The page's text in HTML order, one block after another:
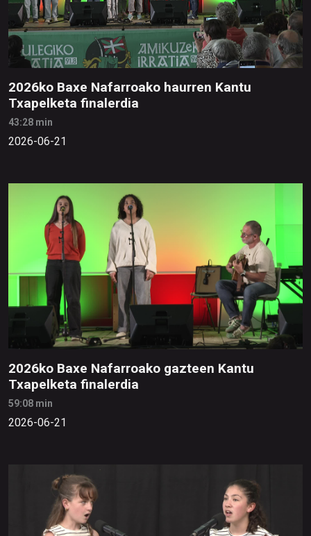
2026ko Baxe Nafarroako haurren Kantu
Txapelketa finalerdia
43:28 min
2026-06-21
2026ko Baxe Nafarroako gazteen Kantu
Txapelketa finalerdia
59:08 min
2026-06-21